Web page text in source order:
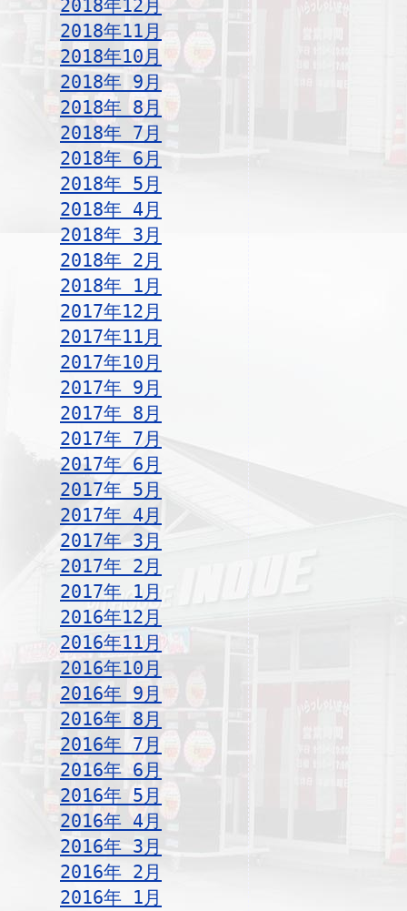
2018年12月
2018年11月
2018年10月
2018年 9月
2018年 8月
2018年 7月
2018年 6月
2018年 5月
2018年 4月
2018年 3月
2018年 2月
2018年 1月
2017年12月
2017年11月
2017年10月
2017年 9月
2017年 8月
2017年 7月
2017年 6月
2017年 5月
2017年 4月
2017年 3月
2017年 2月
2017年 1月
2016年12月
2016年11月
2016年10月
2016年 9月
2016年 8月
2016年 7月
2016年 6月
2016年 5月
2016年 4月
2016年 3月
2016年 2月
2016年 1月